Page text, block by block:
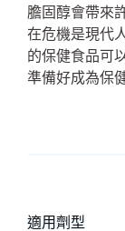
膽固醇會帶來
在危機是現代
的保健食品可
準備好成為保
適用劑型